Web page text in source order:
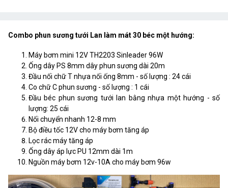
Combo phun sương tưới Lan làm mát 30 béc một hướng:
Máy bơm mini 12V TH2203 Sinleader 96W
Ống dây PS 8mm dây phun sương dài 20m
Đầu nối chữ T nhựa nối ống 8mm - số lượng : 24 cái
Co chữ C phun sương - số lượng : 1 cái
Đầu béc phun sương tưới lan bằng nhựa một hướng - số
lượng: 25 cái
Nối chuyển nhanh 12-8 mm
Bộ điều tốc 12V cho máy bơm tăng áp
Lọc rác máy tăng áp
Ống dây áp lực PU 12mm dài 1m
Nguồn máy bơm 12v-10A cho máy bơm 96w